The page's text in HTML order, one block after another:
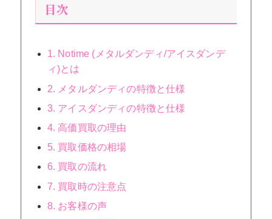
目次
1. Notime (メタルダンディ/アイスダンデ
ィ)とは
2. メタルダンディの特徴と仕様
3. アイスダンディの特徴と仕様
4. 高価買取の理由
5. 買取価格の相場
6. 買取の流れ
7. 買取時の注意点
8. お客様の声